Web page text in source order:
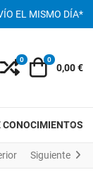
EL MISMO DÍA*
Wishlist
Compare
0 Carro
0
0,00 €
CONOCIMIENTOS
Siguiente